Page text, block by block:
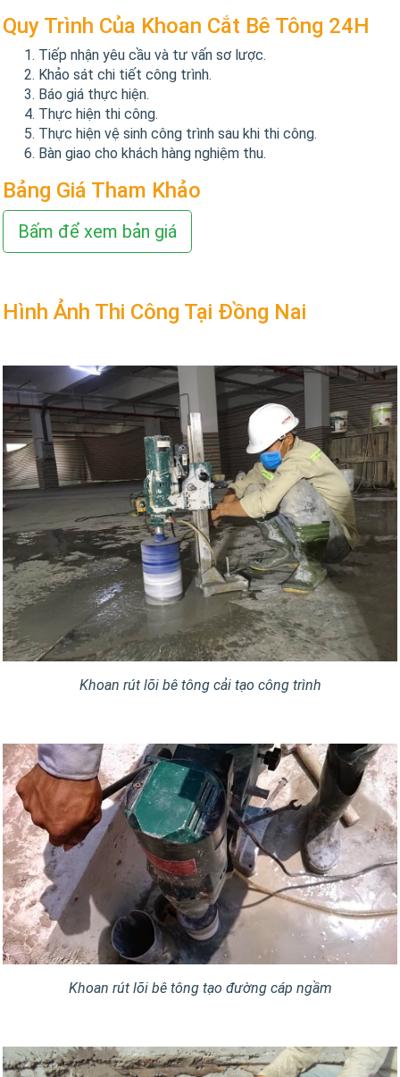
Quy Trình Của Khoan Cắt Bê Tông 24H
Tiếp nhận yêu cầu và tư vấn sơ lược.
Khảo sát chi tiết công trình.
Báo giá thực hiện.
Thực hiện thi công.
Thực hiện vệ sinh công trình sau khi thi công.
Bàn giao cho khách hàng nghiệm thu.
Bảng Giá Tham Khảo
Bấm để xem bản giá
Hình Ảnh Thi Công Tại Đồng Nai
Khoan rút lõi bê tông cải tạo công trình
Khoan rút lõi bê tông tạo đường cáp ngầm